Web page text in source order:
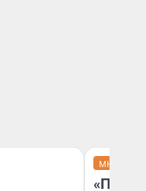
МНЕНИЕ
«Пласт